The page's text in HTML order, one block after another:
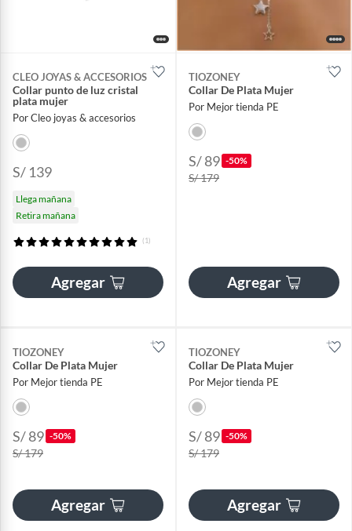
CLEO JOYAS & ACCESORIOS
Collar punto de luz cristal
plata mujer
Por Cleo joyas & accesorios
S/ 139
Llega mañana
Retira mañana
(1)
Agregar
TIOZONEY
Collar De Plata Mujer
Por Mejor tienda PE
S/ 89 -50%
S/ 179
Agregar
TIOZONEY
Collar De Plata Mujer
Por Mejor tienda PE
S/ 89 -50%
S/ 179
Agregar
TIOZONEY
Collar De Plata Mujer
Por Mejor tienda PE
S/ 89 -50%
S/ 179
Agregar